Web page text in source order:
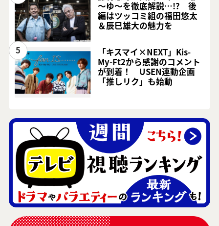
～ゆ～を徹底解説…!? 後
編はツッコミ組の福田悠太
＆辰巳雄大の魅力を
5
「キスマイ×NEXT」Kis-
My-Ft2から感謝のコメント
が到着！ USEN連動企画
「推しリク」も始動